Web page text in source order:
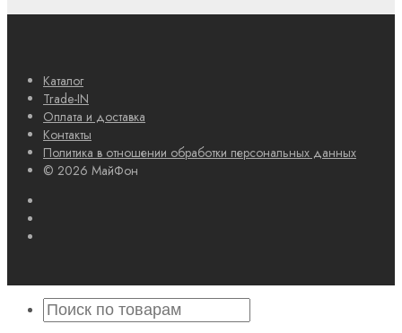
Каталог
Trade-IN
Оплата и доставка
Контакты
Политика в отношении обработки персональных данных
© 2026 МайФон